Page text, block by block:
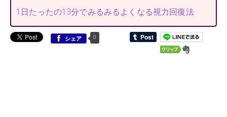
1日たったの13分でみるみるよくなる視力回復法
シェア 0